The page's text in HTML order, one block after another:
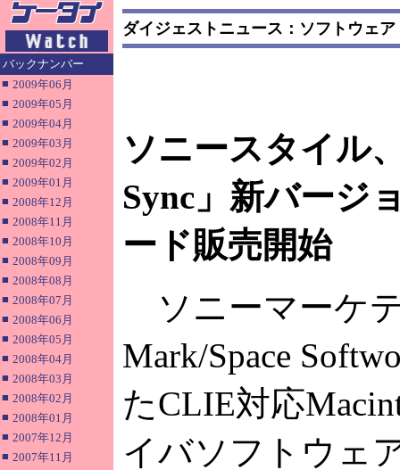
バックナンバー
■ 2009年06月
■ 2009年05月
■ 2009年04月
■ 2009年03月
■ 2009年02月
■ 2009年01月
■ 2008年12月
■ 2008年11月
■ 2008年10月
■ 2008年09月
■ 2008年08月
■ 2008年07月
■ 2008年06月
■ 2008年05月
■ 2008年04月
■ 2008年03月
■ 2008年02月
■ 2008年01月
■ 2007年12月
■ 2007年11月
ダイジェストニュース：ソフトウェア
ソニースタイル
Sync」新バージ
ード販売開始
ソニーマーケ
Mark/Space
たCLIE対応
イバソフトウェ